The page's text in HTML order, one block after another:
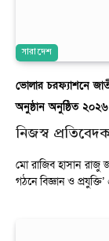
সারাদেশ
ভোলার চরফ্যাশনে
অনুষ্ঠান অনুষ্ঠিত ২০২৬
নিজস্ব
মো রাজিব হাসান রাজু
গঠনে বিজ্ঞান ও